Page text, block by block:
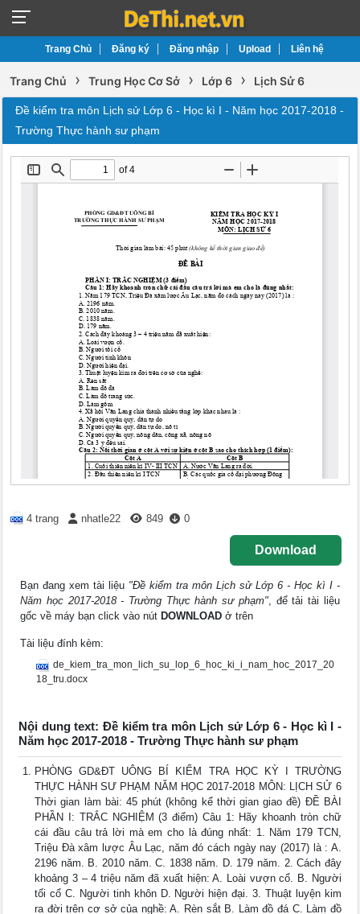
Trang Chủ Đăng ký Đăng nhập Upload Liên hệ
Trang Chủ › Trung Học Cơ Sở › Lớp 6 › Lịch Sử 6
Đề kiểm tra môn Lịch sử Lớp 6 - Học kì I - Năm học 2017-2018 -
Trường Thực hành sư phạm
4 trang nhatle22 849 0
Download
Bạn đang xem tài liệu "Đề kiểm tra môn Lịch sử Lớp 6 - Học kì I -
Năm học 2017-2018 - Trường Thực hành sư phạm", để tải tài liệu
gốc về máy bạn click vào nút DOWNLOAD ở trên
Tài liệu đính kèm:
de_kiem_tra_mon_lich_su_lop_6_hoc_ki_i_nam_hoc_2017_20
18_tru.docx
Nội dung text: Đề kiểm tra môn Lịch sử Lớp 6 - Học kì I -
Năm học 2017-2018 - Trường Thực hành sư phạm
PHÒNG GD&ĐT UÔNG BÍ KIỂM TRA HỌC KỲ I TRƯỜNG
THỰC HÀNH SƯ PHẠM NĂM HỌC 2017-2018 MÔN: LỊCH SỬ 6
Thời gian làm bài: 45 phút (không kể thời gian giao đề) ĐỀ BÀI
PHẦN I: TRẮC NGHIỆM (3 điểm) Câu 1: Hãy khoanh tròn chữ
cái đầu câu trả lời mà em cho là đúng nhất: 1. Năm 179 TCN,
Triệu Đà xâm lược Âu Lạc, năm đó cách ngày nay (2017) là : A.
2196 năm. B. 2010 năm. C. 1838 năm. D. 179 năm. 2. Cách đây
khoảng 3 – 4 triệu năm đã xuất hiện: A. Loài vượn cổ. B. Người
tối cổ C. Người tinh khôn D. Người hiện đại. 3. Thuật luyện kim
ra đời trên cơ sở của nghề: A. Rèn sắt B. Làm đồ đá C. Làm đồ